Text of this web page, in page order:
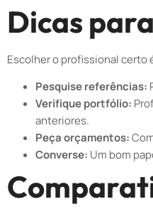
Dicas
Escolher o profissional certo
Pesquise referências:
Verifique portfólio:
anteriores.
Peça orçamentos:
Converse: Um bom